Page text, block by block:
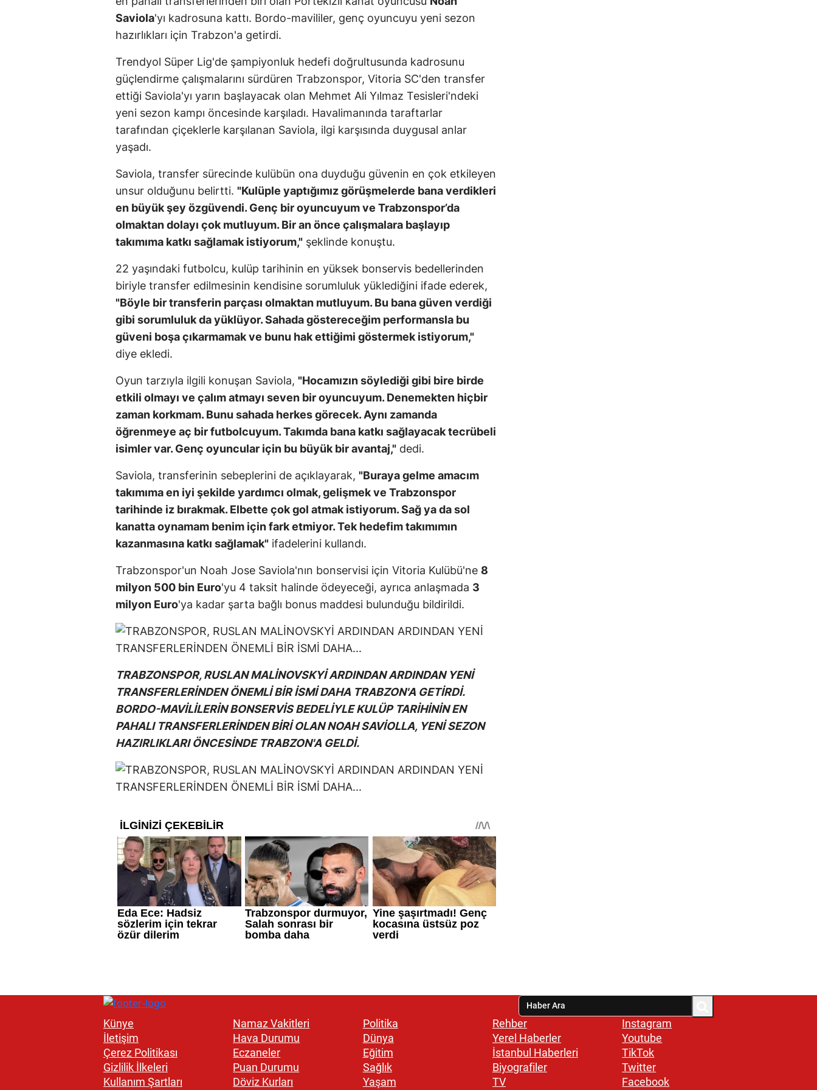
Saviola'yı kadrosuna kattı. Bordo-mavililer, genç oyuncuyu yeni sezon
hazırlıkları için Trabzon'a getirdi.
Trendyol Süper Lig'de şampiyonluk hedefi doğrultusunda kadrosunu
güçlendirme çalışmalarını sürdüren Trabzonspor, Vitoria SC'den transfer
ettiği Saviola'yı yarın başlayacak olan Mehmet Ali Yılmaz Tesisleri'ndeki
yeni sezon kampı öncesinde karşıladı. Havalimanında taraftarlar
tarafından çiçeklerle karşılanan Saviola, ilgi karşısında duygusal anlar
yaşadı.
Saviola, transfer sürecinde kulübün ona duyduğu güvenin en çok etkileyen
unsur olduğunu belirtti. "Kulüple yaptığımız görüşmelerde bana verdikleri
en büyük şey özgüvendi. Genç bir oyuncuyum ve Trabzonspor’da
olmaktan dolayı çok mutluyum. Bir an önce çalışmalara başlayıp
takımıma katkı sağlamak istiyorum," şeklinde konuştu.
22 yaşındaki futbolcu, kulüp tarihinin en yüksek bonservis bedellerinden
biriyle transfer edilmesinin kendisine sorumluluk yüklediğini ifade ederek,
"Böyle bir transferin parçası olmaktan mutluyum. Bu bana güven verdiği
gibi sorumluluk da yüklüyor. Sahada göstereceğim performansla bu
güveni boşa çıkarmamak ve bunu hak ettiğimi göstermek istiyorum,"
diye ekledi.
Oyun tarzıyla ilgili konuşan Saviola, "Hocamızın söylediği gibi bire birde
etkili olmayı ve çalım atmayı seven bir oyuncuyum. Denemekten hiçbir
zaman korkmam. Bunu sahada herkes görecek. Aynı zamanda
öğrenmeye aç bir futbolcuyum. Takımda bana katkı sağlayacak tecrübeli
isimler var. Genç oyuncular için bu büyük bir avantaj," dedi.
Saviola, transferinin sebeplerini de açıklayarak, "Buraya gelme amacım
takımıma en iyi şekilde yardımcı olmak, gelişmek ve Trabzonspor
tarihinde iz bırakmak. Elbette çok gol atmak istiyorum. Sağ ya da sol
kanatta oynamam benim için fark etmiyor. Tek hedefim takımımın
kazanmasına katkı sağlamak" ifadelerini kullandı.
Trabzonspor'un Noah Jose Saviola'nın bonservisi için Vitoria Kulübü'ne 8
milyon 500 bin Euro'yu 4 taksit halinde ödeyeceği, ayrıca anlaşmada 3
milyon Euro'ya kadar şarta bağlı bonus maddesi bulunduğu bildirildi.
TRABZONSPOR, RUSLAN MALİNOVSKYİ ARDINDAN ARDINDAN YENİ
TRANSFERLERİNDEN ÖNEMLİ BİR İSMİ DAHA TRABZON'A GETİRDİ.
BORDO-MAVİLİLERİN BONSERVİS BEDELİYLE KULÜP TARİHİNİN EN
PAHALI TRANSFERLERİNDEN BİRİ OLAN NOAH SAVİOLLA, YENİ SEZON
HAZIRLIKLARI ÖNCESİNDE TRABZON'A GELDİ.
Künye
İletişim
Çerez Politikası
Gizlilik İlkeleri
Kullanım Şartları
Namaz Vakitleri
Hava Durumu
Eczaneler
Puan Durumu
Döviz Kurları
Politika
Dünya
Eğitim
Sağlık
Yaşam
Rehber
Yerel Haberler
İstanbul Haberleri
Biyografiler
TV
Instagram
Youtube
TikTok
Twitter
Facebook